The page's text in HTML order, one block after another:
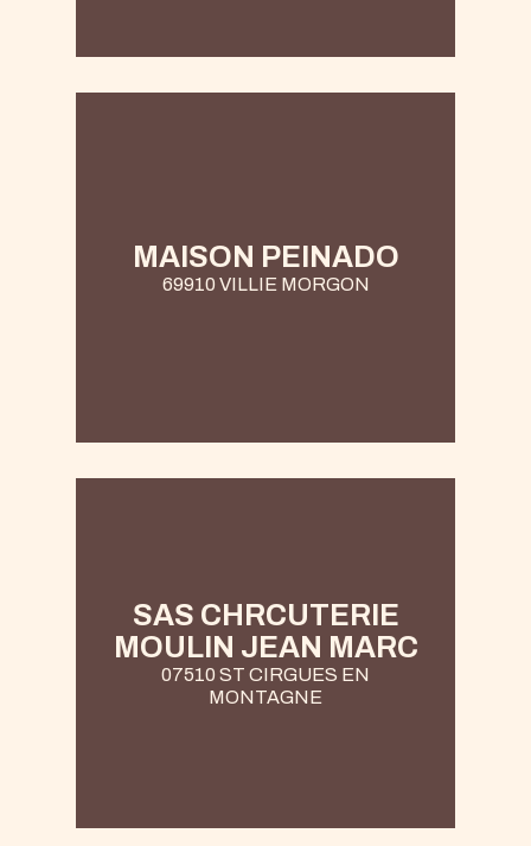
MAISON PEINADO
69910 VILLIE MORGON
SAS CHRCUTERIE
MOULIN JEAN MARC
07510 ST CIRGUES EN
MONTAGNE